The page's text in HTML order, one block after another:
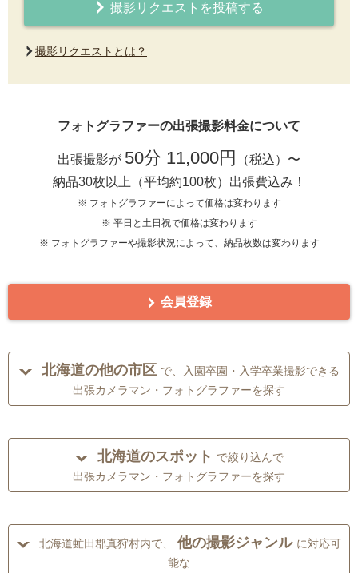
撮影リクエストを投稿する
撮影リクエストとは？
フォトグラファーの出張撮影料金について
出張撮影が 50分 11,000円
（税込）〜
納品30枚以上（平均約100枚）出張費込み！
※ フォトグラファーによって価格は変わります
※ 平日と土日祝で価格は変わります
※ フォトグラファーや撮影状況によって、納品枚数は変わります
会員登録
北海道の他の市区 で、入園卒園・入学卒業撮影できる
出張カメラマン・フォトグラファーを探す
北海道のスポット で絞り込んで
出張カメラマン・フォトグラファーを探す
北海道虻田郡真狩村内で、 他の撮影ジャンル に対応可
能な